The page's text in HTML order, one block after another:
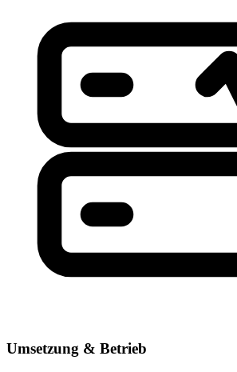
Umsetzung & Betrieb